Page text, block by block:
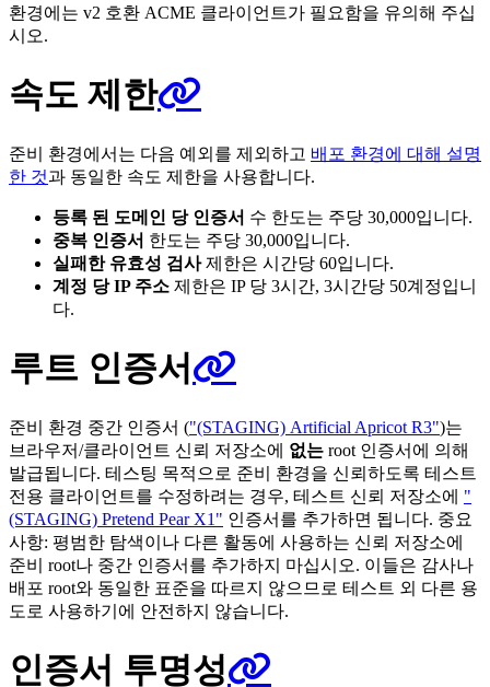
환경에는 v2 호환 ACME 클라이언트가 필요함을 유의해 주십
시오.
속도 제한
준비 환경에서는 다음 예외를 제외하고 배포 환경에 대해 설명
한 것과 동일한 속도 제한을 사용합니다.
등록 된 도메인 당 인증서 수 한도는 주당 30,000입니다.
중복 인증서 한도는 주당 30,000입니다.
실패한 유효성 검사제한은 시간당 60입니다.
계정 당 IP 주소 제한은 IP 당 3시간, 3시간당 50계정입니
다.
루트 인증서
준비 환경 중간 인증서 ("(STAGING) Artificial Apricot R3")는
브라우저/클라이언트 신뢰 저장소에 없는 root 인증서에 의해
발급됩니다. 테스팅 목적으로 준비 환경을 신뢰하도록 테스트
전용 클라이언트를 수정하려는 경우, 테스트 신뢰 저장소에 "
(STAGING) Pretend Pear X1" 인증서를 추가하면 됩니다. 중요
사항: 평범한 탐색이나 다른 활동에 사용하는 신뢰 저장소에
준비 root나 중간 인증서를 추가하지 마십시오. 이들은 감사나
배포 root와 동일한 표준을 따르지 않으므로 테스트 외 다른 용
도로 사용하기에 안전하지 않습니다.
인증서 투명성